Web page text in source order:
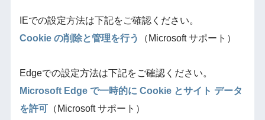
IEでの設定方法は下記をご確認ください。
Cookie の削除と管理を行う
（Microsoft サポート）
Edgeでの設定方法は下記をご確認ください。
Microsoft Edge で一時的に Cookie とサイト データ
を許可（Microsoft サポート）